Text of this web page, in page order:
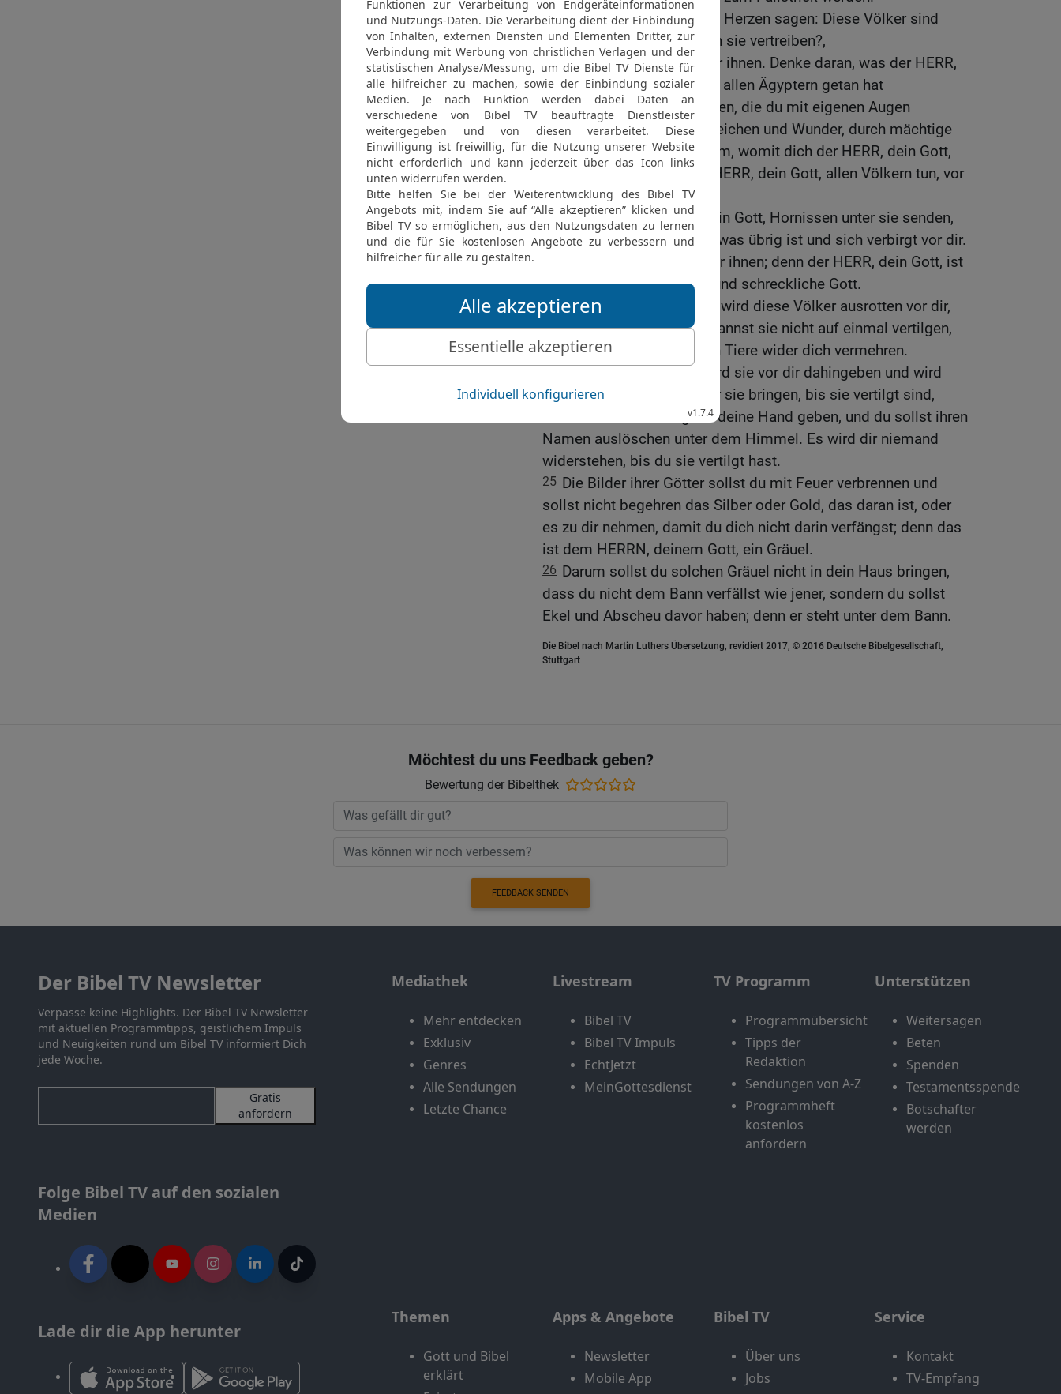
17 Wirst du aber in deinem Herzen sagen: Diese Völker sind
größer als ich; wie kann ich sie vertreiben?,
so fürchte dich nicht vor ihnen. Denke daran, was der HERR,
dein Gott, dem Pharao und allen Ägyptern getan hat
19 durch große Machtproben, die du mit eigenen Augen
gesehen hast, und durch Zeichen und Wunder, durch mächtige
Hand und ausgereckten Arm, womit dich der HERR, dein Gott,
herausführte. So wird der HERR, dein Gott, allen Völkern tun, vor
denen du dich fürchtest.
20 Dazu wird der HERR, dein Gott, Hornissen unter sie senden,
bis umgebracht sein wird, was übrig ist und sich verbirgt vor dir.
Lass dir nicht grauen vor ihnen; denn der HERR, dein Gott, ist
in deiner Mitte, der große und schreckliche Gott.
22 Er, der HERR, dein Gott, wird diese Völker ausrotten vor dir,
einzeln nacheinander. Du kannst sie nicht auf einmal vertilgen,
damit sich nicht die wilden Tiere wider dich vermehren.
Der HERR, dein Gott, wird sie vor dir dahingeben und wird
eine große Verwirrung über sie bringen, bis sie vertilgt sind,
und wird ihre Könige in deine Hand geben, und du sollst ihren
Namen auslöschen unter dem Himmel. Es wird dir niemand
widerstehen, bis du sie vertilgt hast.
25 Die Bilder ihrer Götter sollst du mit Feuer verbrennen und
sollst nicht begehren das Silber oder Gold, das daran ist, oder
es zu dir nehmen, damit du dich nicht darin verfängst; denn das
ist dem HERRN, deinem Gott, ein Gräuel.
26 Darum sollst du solchen Gräuel nicht in dein Haus bringen,
dass du nicht dem Bann verfällst wie jener, sondern du sollst
Ekel und Abscheu davor haben; denn er steht unter dem Bann.
Die Bibel nach Martin Luthers Übersetzung, revidiert 2017, © 2016 Deutsche Bibelgesellschaft,
Stuttgart
Möchtest du uns Feedback geben?
Bewertung der Bibelthek
FEEDBACK SENDEN
Der Bibel TV Newsletter
Verpasse keine Highlights. Der Bibel TV Newsletter
mit aktuellen Programmtipps, geistlichem Impuls
und Neuigkeiten rund um Bibel TV informiert Dich
jede Woche.
Gratis
anfordern
Folge Bibel TV auf den sozialen
Medien
Lade dir die App herunter
Mediathek
Mehr entdecken
Exklusiv
Genres
Alle Sendungen
Letzte Chance
Livestream
Bibel TV
Bibel TV Impuls
EchtJetzt
MeinGottesdienst
TV Programm
Programmübersicht
Tipps der
Redaktion
Sendungen von A-Z
Programmheft
kostenlos
anfordern
Unterstützen
Weitersagen
Beten
Spenden
Testamentsspende
Botschafter
werden
Themen
Gott und Bibel
erklärt
Apps & Angebote
Newsletter
Mobile App
Bibel TV
Über uns
Jobs
Service
Kontakt
TV-Empfang